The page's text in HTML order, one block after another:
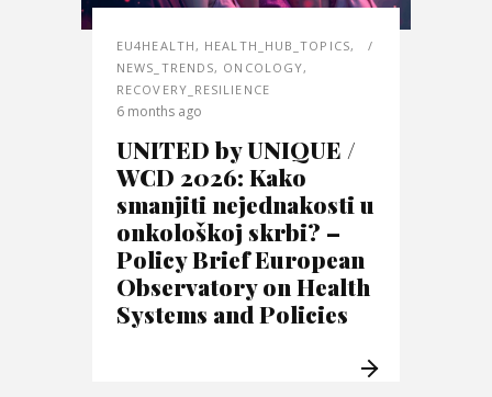
EU4HEALTH, HEALTH_HUB_TOPICS,
NEWS_TRENDS, ONCOLOGY,
RECOVERY_RESILIENCE
6 months ago
UNITED by UNIQUE /
WCD 2026: Kako
smanjiti nejednakosti u
onkološkoj skrbi? –
Policy Brief European
Observatory on Health
Systems and Policies